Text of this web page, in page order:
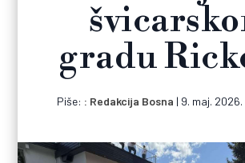
gradu
Piše: Redakcija Bosna | 9. maj. 2026.